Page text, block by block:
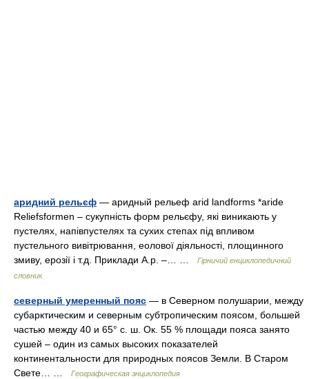
аридний рельєф — аридный рельеф arid landforms *aride
Reliefsformen – сукупність форм рельєфу, які виникають у
пустелях, напівпустелях та сухих степах під впливом
пустельного вивітрювання, еолової діяльності, площинного
змиву, ерозії і т.д. Приклади А.р. –… …
Гірничий енциклопедичний
словник
северный умеренный пояс — в Северном полушарии, между
субарктическим и северным субтропическим поясом, большей
частью между 40 и 65° с. ш. Ок. 55 % площади пояса занято
сушей – один из самых высоких показателей
континентальности для природных поясов Земли. В Старом
Свете… …
Географическая энциклопедия